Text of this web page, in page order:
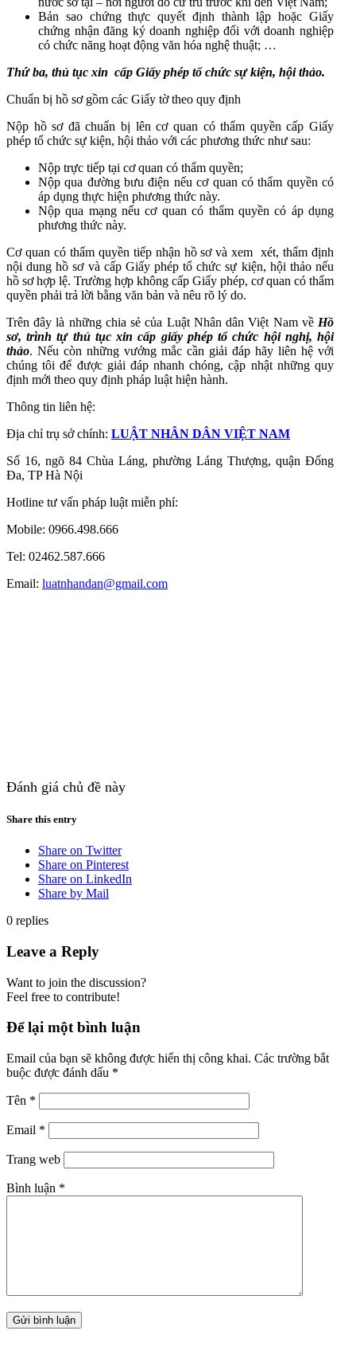
Bản sao chứng thực quyết định thành lập hoặc Giấy
chứng nhận đăng ký doanh nghiệp đối với doanh nghiệp
có chức năng hoạt động văn hóa nghệ thuật; …
Thứ ba, thủ tục xin cấp Giấy phép tổ chức sự kiện, hội thảo.
Chuẩn bị hồ sơ gồm các Giấy tờ theo quy định
Nộp hồ sơ đã chuẩn bị lên cơ quan có thẩm quyền cấp Giấy
phép tổ chức sự kiện, hội thảo với các phương thức như sau:
Nộp trực tiếp tại cơ quan có thẩm quyền;
Nộp qua đường bưu điện nếu cơ quan có thẩm quyền có
áp dụng thực hiện phương thức này.
Nộp qua mạng nếu cơ quan có thẩm quyền có áp dụng
phương thức này.
Cơ quan có thẩm quyền tiếp nhận hồ sơ và xem xét, thẩm định
nội dung hồ sơ và cấp Giấy phép tổ chức sự kiện, hội thảo nếu
hồ sơ hợp lệ. Trường hợp không cấp Giấy phép, cơ quan có thẩm
quyền phải trả lời bằng văn bản và nêu rõ lý do.
Trên đây là những chia sẻ của Luật Nhân dân Việt Nam về Hồ
sơ, trình tự thủ tục xin cấp giấy phép tổ chức hội nghị, hội
thảo. Nếu còn những vướng mắc cần giải đáp hãy liên hệ với
chúng tôi để được giải đáp nhanh chóng, cập nhật những quy
định mới theo quy định pháp luật hiện hành.
Thông tin liên hệ:
Địa chỉ trụ sở chính: LUẬT NHÂN DÂN VIỆT NAM
Số 16, ngõ 84 Chùa Láng, phường Láng Thượng, quận Đống
Đa, TP Hà Nội
Hotline tư vấn pháp luật miễn phí:
Mobile: 0966.498.666
Tel: 02462.587.666
Email: luatnhandan@gmail.com
Đánh giá chủ đề này
Share this entry
Share on Twitter
Share on Pinterest
Share on LinkedIn
Share by Mail
0 replies
Leave a Reply
Want to join the discussion?
Feel free to contribute!
Để lại một bình luận
Email của bạn sẽ không được hiển thị công khai. Các trường bắt
buộc được đánh dấu *
Tên *
Email *
Trang web
Bình luận *